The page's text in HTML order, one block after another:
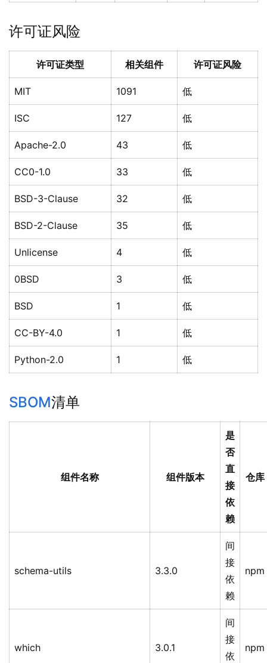
许可证风险
许可证类型 相关组件 许可证风险
MIT 1091 低
ISC 127 低
Apache-2.0 43 低
CC0-1.0 33 低
BSD-3-Clause 32 低
BSD-2-Clause 35 低
Unlicense 4 低
0BSD 3 低
BSD 1 低
CC-BY-4.0 1 低
Python-2.0 1 低
SBOM清单
组件名称 组件版本
是
否
直
接
依
赖
仓库
schema-utils 3.3.0
间
接
依
赖
npm
which 3.0.1
间
接
依
npm